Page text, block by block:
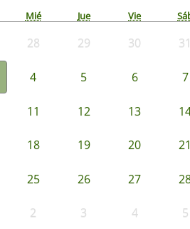
Mié Jue Vie
28 29 30 31
4 5 6 7
11 12 13
18 19 20 21
25 26 27
2 3 4 5